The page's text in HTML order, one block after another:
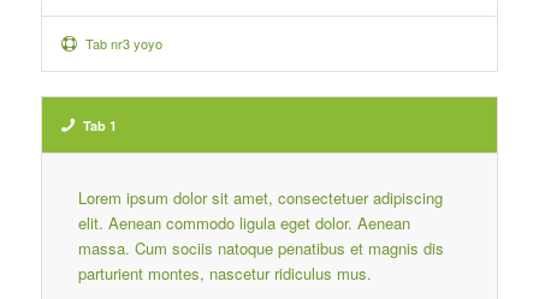
Tab nr3 yoyo
Tab 1
Lorem ipsum dolor sit amet, consectetuer adipiscing
elit. Aenean commodo ligula eget dolor. Aenean
massa. Cum sociis natoque penatibus et magnis dis
parturient montes, nascetur ridiculus mus.